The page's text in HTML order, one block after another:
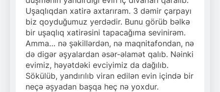
Uşaqlıqdan xatirə axtarıram. 3 dəmir çarpayı
biz qoyduğumuz yerdədir. Bunu görüb bəlkə
bir uşaqlıq xatirəsini tapacağıma sevinirəm.
Amma… nə şəkillərdən, nə maqnitafondan, nə
də digər əşyalardan əsər-əlamət qalıb. Nəinki
evimiz, həyətdəki evciyimiz da dağılıb.
Sökülüb, yandırılıb viran edilən evin içində bir
neçə əşyadan başqa heç nə yoxdur.